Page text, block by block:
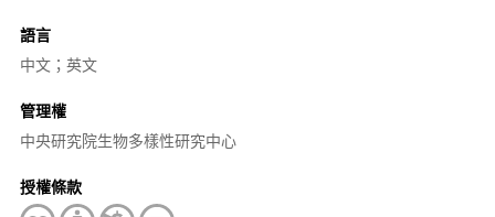
語言
中文；英文
管理權
中央研究院生物多樣性研究中心
授權條款